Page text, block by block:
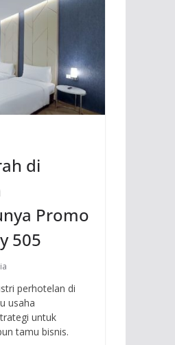
di
Promo
505
perhotelan di
usaha
untuk
tamu bisnis.